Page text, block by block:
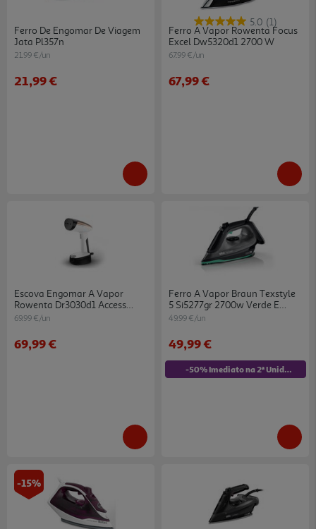
Ferro De Engomar De Viagem
Jata Pl357n
21.99 €/un
21,99 €
5.0 (1)
Ferro A Vapor Rowenta Focus
Excel Dw5320d1 2700 W
67.99 €/un
67,99 €
Escova Engomar A Vapor
Rowenta Dr3030d1 Access
Steam Pocket
69.99 €/un
69,99 €
Ferro A Vapor Braun Texstyle
5 Si5277gr 2700w Verde E
Preto
49.99 €/un
49,99 €
-50% Imediato na 2ª Unidade
-15%